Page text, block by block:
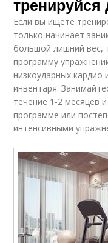
Если вы ищете
только начинает
большой лишний вес,
программу
низкоударных кардио
инвентаря.
течение 1-2 месяцев
программе или
интенсивными